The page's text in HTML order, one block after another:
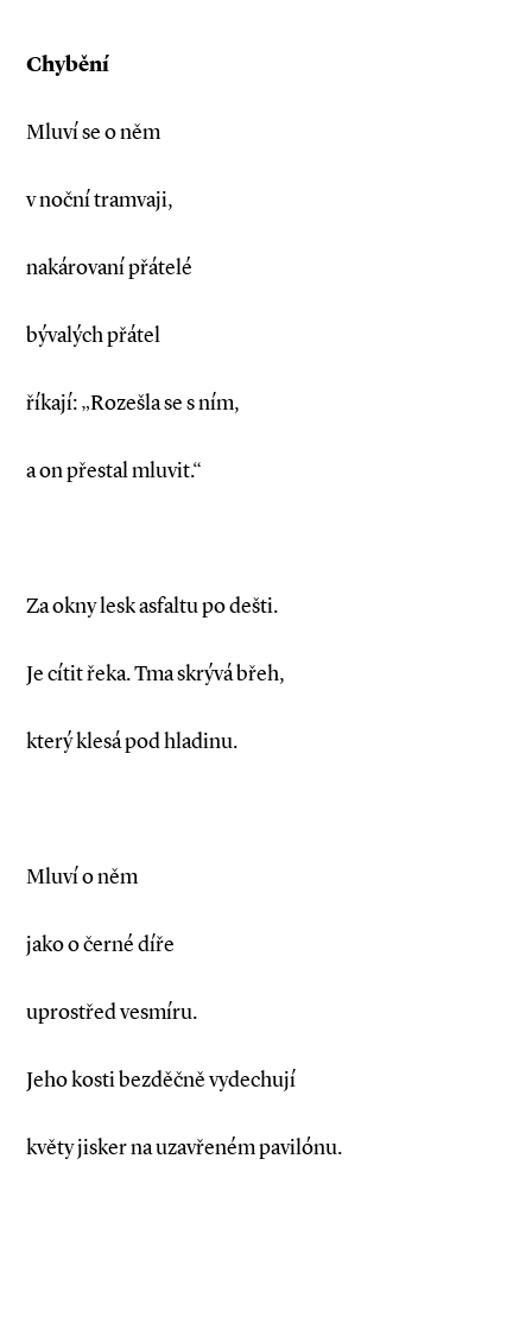
Chybění
Mluví se o něm
v noční tramvaji,
nakárovaní přátelé
bývalých přátel
říkají: „Rozešla se s ním,
a on přestal mluvit.“
Za okny lesk asfaltu po dešti.
Je cítit řeka. Tma skrývá břeh,
který klesá pod hladinu.
Mluví o něm
jako o černé díře
uprostřed vesmíru.
Jeho kosti bezděčně vydechují
květy jisker na uzavřeném pavilónu.